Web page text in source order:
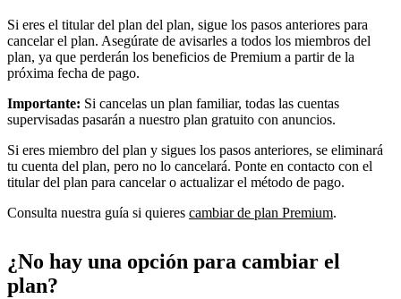
Si eres el titular del plan del plan, sigue los pasos anteriores para
cancelar el plan. Asegúrate de avisarles a todos los miembros del
plan, ya que perderán los beneficios de Premium a partir de la
próxima fecha de pago.
Importante: Si cancelas un plan familiar, todas las cuentas
supervisadas pasarán a nuestro plan gratuito con anuncios.
Si eres miembro del plan y sigues los pasos anteriores, se eliminará
tu cuenta del plan, pero no lo cancelará. Ponte en contacto con el
titular del plan para cancelar o actualizar el método de pago.
Consulta nuestra guía si quieres cambiar de plan Premium.
¿No hay una opción para cambiar el
plan?